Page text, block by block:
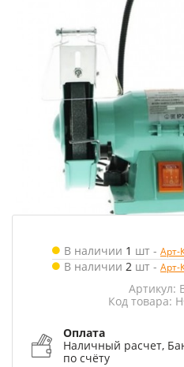
В наличии 1 шт - Арт-
В наличии 2 шт - Арт-
Артикул:
Код товара:
Оплата
Наличный расчет,
по счёту